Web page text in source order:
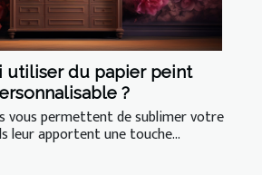
utiliser du papier peint
?
vous permettent de sublimer votre
leur apportent une touche...